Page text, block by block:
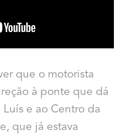
que o motorista
à ponte que dá
Luís e ao Centro da
que já estava